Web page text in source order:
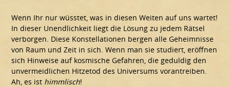
Wenn Ihr nur wüsstet, was in diesen Weiten auf uns wartet!
In dieser Unendlichkeit liegt die Lösung zu jedem Rätsel
verborgen. Diese Konstellationen bergen alle Geheimnisse
von Raum und Zeit in sich. Wenn man sie studiert, eröffnen
sich Hinweise auf kosmische Gefahren, die geduldig den
unvermeidlichen Hitzetod des Universums vorantreiben.
Ah, es ist himmlisch!